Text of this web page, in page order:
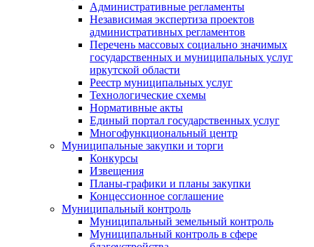
Административные регламенты
Независимая экспертиза проектов
административных регламентов
Перечень массовых социально значимых
государственных и муниципальных услуг
иркутской области
Реестр муниципальных услуг
Технологические схемы
Нормативные акты
Единый портал государственных услуг
Многофункциональный центр
Муниципальные закупки и торги
Конкурсы
Извещения
Планы-графики и планы закупки
Концессионное соглашение
Муниципальный контроль
Муниципальный земельный контроль
Муниципальный контроль в сфере